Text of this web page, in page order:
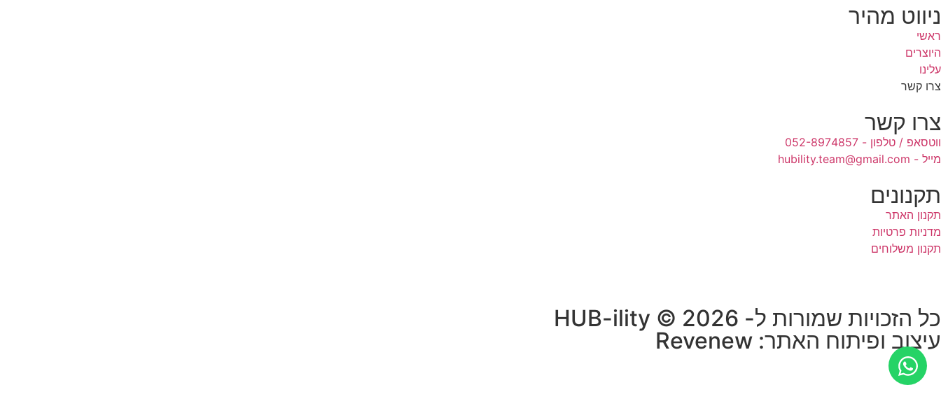
ניווט מהיר
ראשי
היוצרים
עלינו
צרו קשר
צרו קשר
ווטסאפ / טלפון - 052-8974857
מייל - hubility.team@gmail.com
תקנונים
תקנון האתר
מדניות פרטיות
תקנון משלוחים
כל הזכויות שמורות ל- HUB-ility © 2026
עיצוב ופיתוח האתר: Revenew